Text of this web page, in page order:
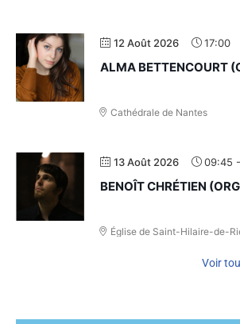
12 Août 2026 17:00
ALMA BETTENCOURT
Cathédrale de Nantes
13 Août 2026 09:45 -
BENOÎT CHRÉTIEN
Église de Saint-Hilaire-de-
Voir